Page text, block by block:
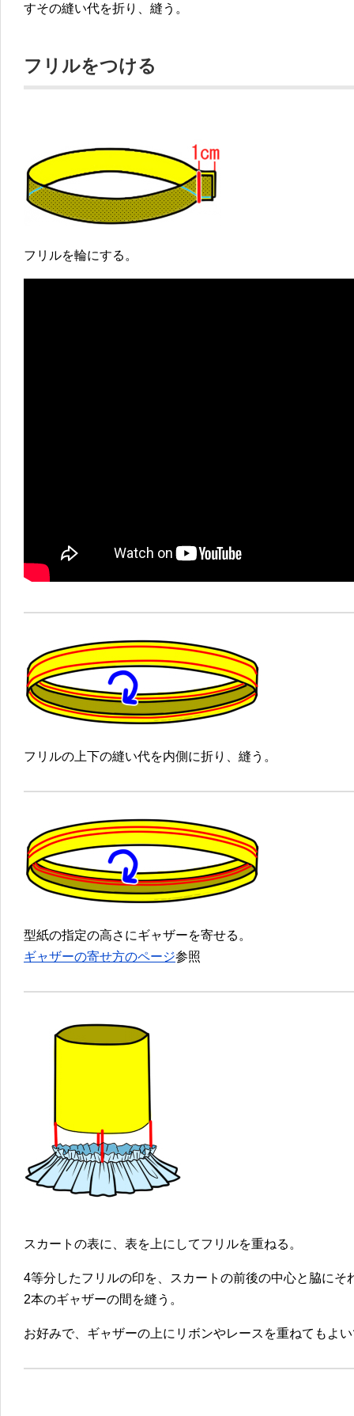
すその縫い代を折り、縫う。
フリルをつける
フリルを輪にする。
フリルの上下の縫い代を内側に折り、縫う。
型紙の指定の高さにギャザーを寄せる。
ギャザーの寄せ方のページ参照
スカートの表に、表を上にしてフリルを重ねる。
4等分したフリルの印を、スカートの前後の中心と脇にそ
2本のギャザーの間を縫う。
お好みで、ギャザーの上にリボンやレースを重ねてもよ